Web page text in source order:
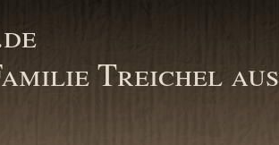
Treichel aus